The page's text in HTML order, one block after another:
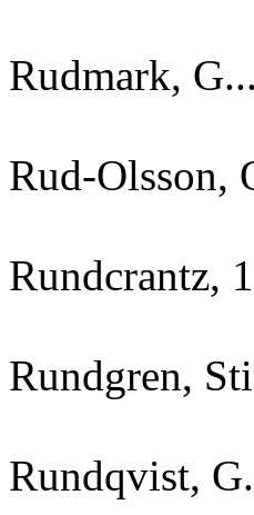
Rudmark,
Rud-Olsson,
Rundcrantz,
Rundgren,
Rundqvist,